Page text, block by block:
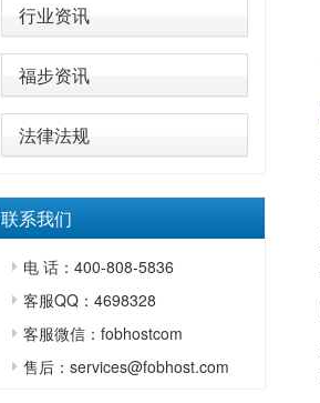
行业资讯
福步资讯
法律法规
联系我们
电 话：400-808-5836
客服QQ：4698328
客服微信：fobhostcom
售后：services@fobhost.com